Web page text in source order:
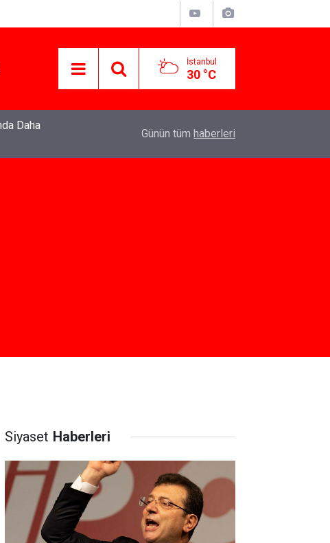
İstanbul
30 °C
Özlem Drahyalı Kimdir, Nereli ve Kaç
Günün tüm haberleri
Siyaset Haberleri